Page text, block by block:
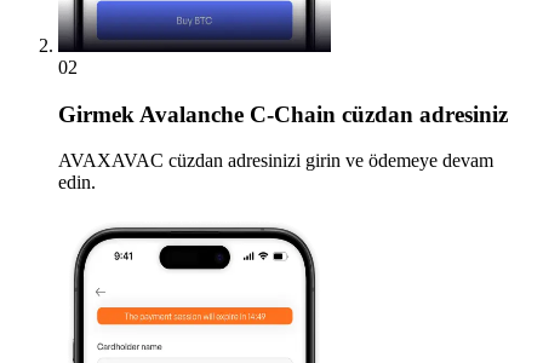
02
Girmek Avalanche C-Chain cüzdan adresiniz
AVAXAVAC cüzdan adresinizi girin ve ödemeye devam
edin.